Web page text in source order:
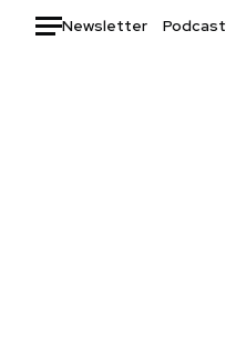
Newsletter Podcast